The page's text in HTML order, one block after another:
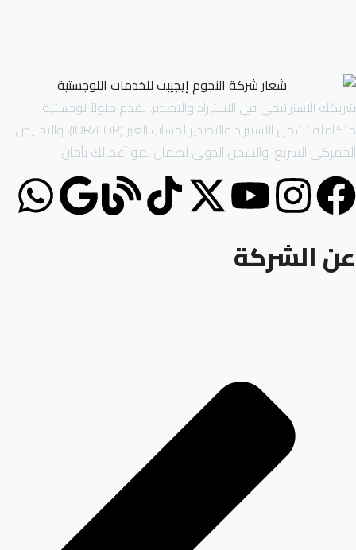
شريكك الاستراتيجي في الاستيراد والتصدير. نقدم حلولاً لوجستية
متكاملة تشمل الاستيراد والتصدير لحساب الغير (IOR/EOR)، والتخليص
الجمركي السريع، والشحن الدولي لضمان نمو أعمالك بأمان.
عن الشركة